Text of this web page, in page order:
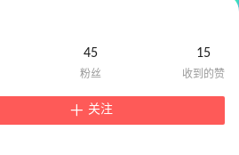
45 15
关注